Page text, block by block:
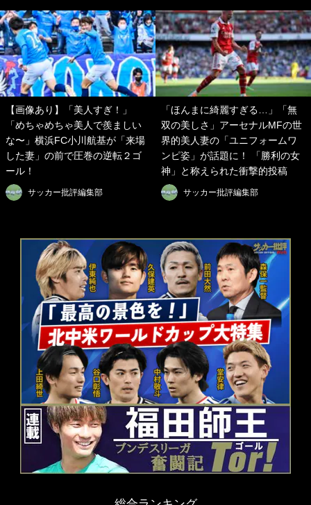
【画像あり】「美人すぎ！」
「めちゃめちゃ美人で羨ましい
な〜」横浜FC小川航基が「来場
した妻」の前で圧巻の逆転２ゴ
ール！
サッカー批評編集部
「ほんまに綺麗すぎる…」「無
双の美しさ」アーセナルMFの世
界的美人妻の「ユニフォームワ
ンピ姿」が話題に！ 「勝利の女
神」と称えられた衝撃的投稿
サッカー批評編集部